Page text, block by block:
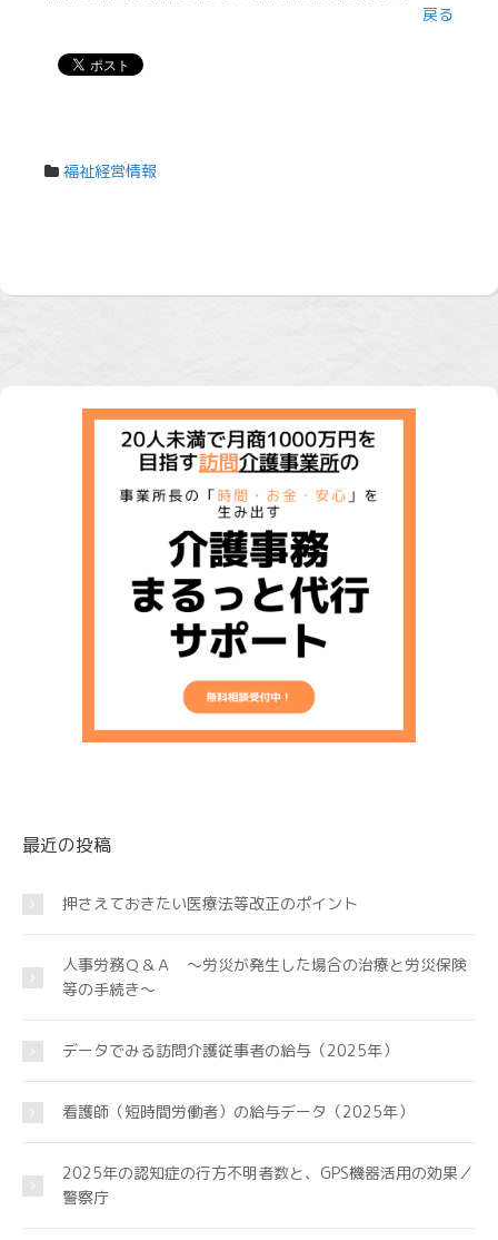
戻る
福祉経営情報
最近の投稿
押さえておきたい医療法等改正のポイント
人事労務Ｑ＆Ａ ～労災が発生した場合の治療と労災保険
等の手続き～
データでみる訪問介護従事者の給与（2025年）
看護師（短時間労働者）の給与データ（2025年）
2025年の認知症の行方不明者数と、GPS機器活用の効果／
警察庁